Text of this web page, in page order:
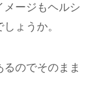
メージもヘルシ
ょうか。
のでそのまま